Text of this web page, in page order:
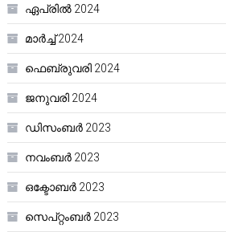
ഏപ്രിൽ 2024
മാർച്ച്‌ 2024
ഫെബ്രുവരി 2024
ജനുവരി 2024
ഡിസംബർ 2023
നവംബർ 2023
ഒക്ടോബർ 2023
സെപ്റ്റംബർ 2023